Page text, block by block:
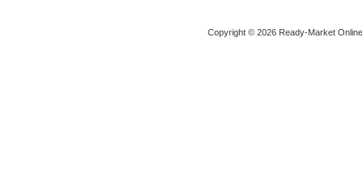
Copyright © 2026 Ready-Market